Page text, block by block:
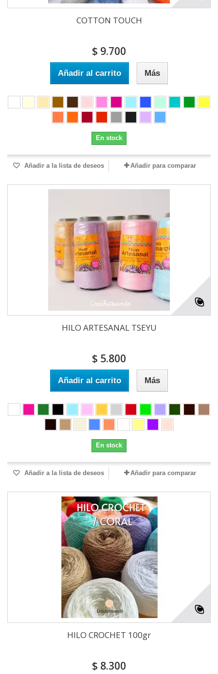
COTTON TOUCH
$ 9.700
Añadir al carrito Más
En stock
Añadir a la lista de deseos Añadir para comparar
HILO ARTESANAL TSEYU
$ 5.800
Añadir al carrito Más
En stock
Añadir a la lista de deseos Añadir para comparar
HILO CROCHET 100gr
$ 8.300